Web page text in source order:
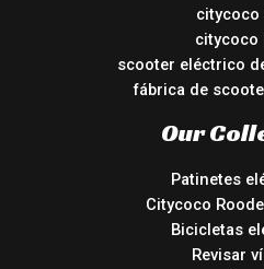
citycoco
citycoco
scooter eléctrico
fábrica de
Our
Patinetes
Citycoco
Bicicletas
Revisar